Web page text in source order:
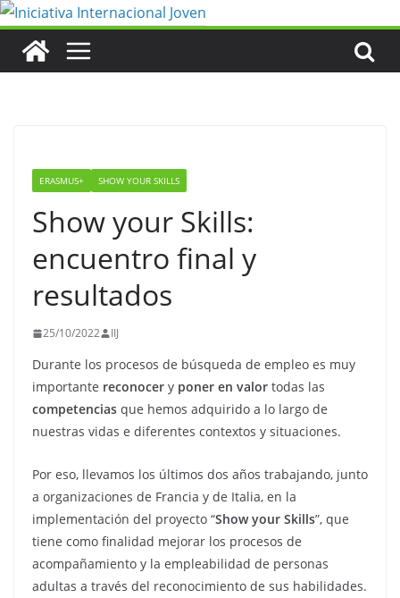
Saltar
contenido
ERASMUS+ SHOW YOUR SKILLS
Show your Skills:
encuentro final y
resultados
25/10/2022 IIJ
Durante los procesos de búsqueda de empleo es muy
importante reconocer y poner en valor todas las
competencias que hemos adquirido a lo largo de
nuestras vidas e diferentes contextos y situaciones.
Por eso, llevamos los últimos dos años trabajando, junto
a organizaciones de Francia y de Italia, en la
implementación del proyecto “Show your Skills”, que
tiene como finalidad mejorar los procesos de
acompañamiento y la empleabilidad de personas
adultas a través del reconocimiento de sus habilidades.